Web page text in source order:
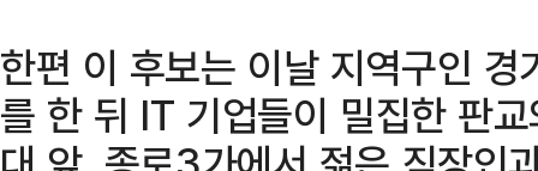
한편 이 후보는 이날 지역구인
를 한 뒤 IT 기업들이 밀집한 판